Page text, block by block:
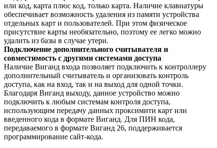
или код, карта плюс код, только карта. Наличие клавиатуры
обеспечивает возможность удаления из памяти устройства
отдельных карт и пользователей. При этом физическое
присутствие карты необязательно, поэтому ее легко можно
удалить из базы в случае утери.
Подключение дополнительного считывателя и
совместимость с другими системами доступа
Наличие Виганд входа позволяет подключить к контроллеру
дополнительный считыватель и организовать контроль
доступа, как на вход, так и на выход для одной точки.
Благодаря Виганд выходу, данное устройство можно
подключить к любым системам контроля доступа,
использующим передачу данных проксимити карт или
введенного кода в формате Виганд. Для ПИН кода,
передаваемого в формате Виганд 26, поддерживается
программирование сайт-кода.